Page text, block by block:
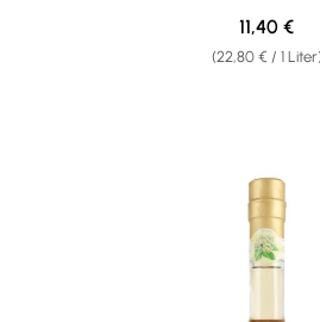
(22,80 € / 1
Regulärer
11,40 €